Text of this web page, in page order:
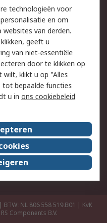
Email veiligheid
Websitevoorwaarden
Over ons
Werken bij RS
NL 806 558 519.B01 | KvK
RS Components B.V.
technologieën voor
en om
van derden.
geeft u
van niet-essentiële
door te klikken op
wilt, klikt u op "Alles
tot bepaalde functies
u in ons cookiebeleid